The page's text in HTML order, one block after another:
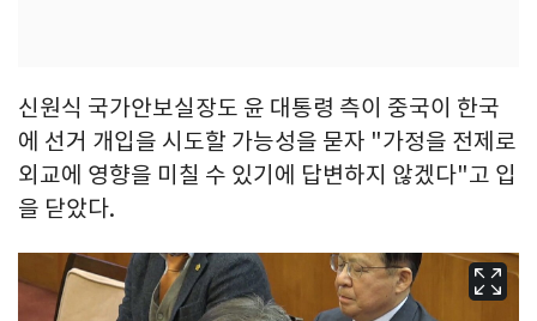
신원식 국가안보실장도 윤 대통령 측이 중국이 한국
에 선거 개입을 시도할 가능성을 묻자 "가정을 전제로
외교에 영향을 미칠 수 있기에 답변하지 않겠다"고 입
을 닫았다.